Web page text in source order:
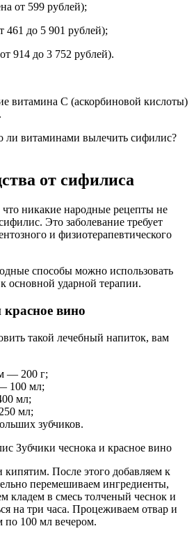
от 599 рублей);
461 до 5 901 рублей);
914 до 3 752 рублей).
витамина С (аскорбиновой кислоты)
ли витаминами вылечить сифилис?
от сифилиса
никакие народные рецепты не
Это заболевание требует
и физиотерапевтического
способы можно использовать
основной ударной терапии.
вино
такой лечебный напиток, вам
— 200 г;
100 мл;
мл;
мл;
зубчиков.
После этого добавляем к
перемешиваем ингредиенты,
кладем в смесь толченый чеснок и
на три часа. Процеживаем отвар и
по 100 мл вечером.